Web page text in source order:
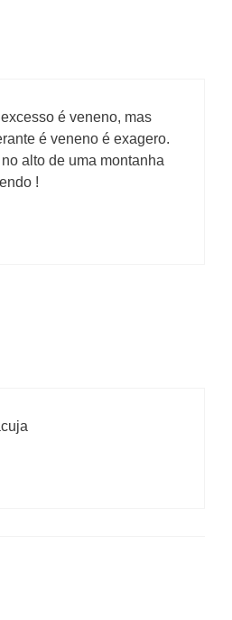
é veneno, mas
é veneno é exagero.
alto de uma montanha
!